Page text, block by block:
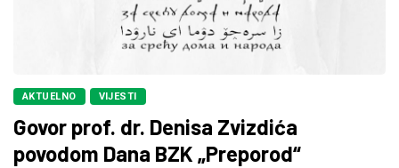
AKTUELNO VIJESTI
Govor prof. dr. Denisa Zvizdića
povodom Dana BZK „Preporod“